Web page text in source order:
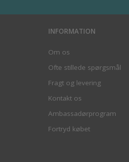
INFORMATION
Om os
Ofte stillede spørgsmål
Fragt og levering
Kontakt os
Ambassadørprogram
Fortryd købet